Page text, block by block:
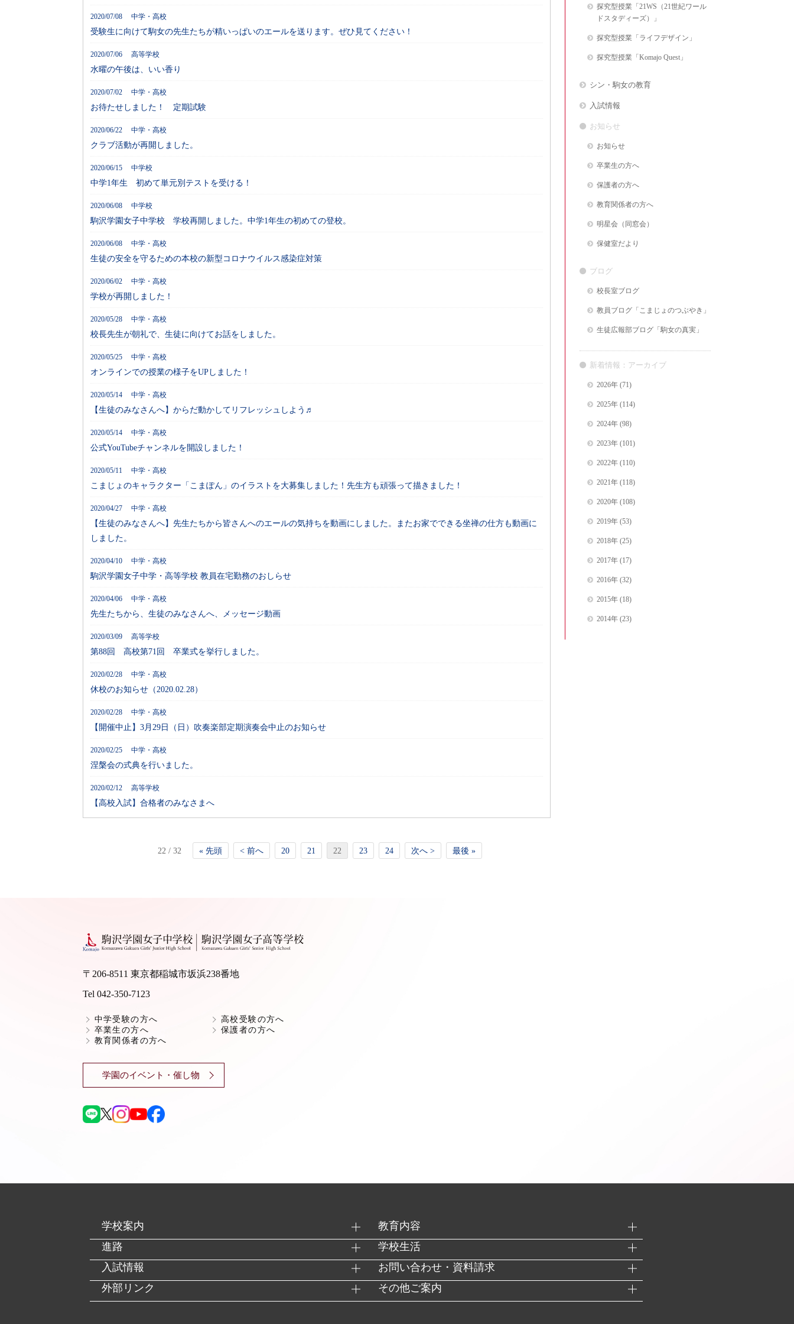
2020/07/08 中学・高校
受験生に向けて駒女の先生たちが精いっぱいのエールを送ります。ぜひ見てください！
2020/07/06 高等学校
水曜の午後は、いい香り
2020/07/02 中学・高校
お待たせしました！ 定期試験
2020/06/22 中学・高校
クラブ活動が再開しました。
2020/06/15 中学校
中学1年生 初めて単元別テストを受ける！
2020/06/08 中学校
駒沢学園女子中学校 学校再開しました。中学1年生の初めての登校。
2020/06/08 中学・高校
生徒の安全を守るための本校の新型コロナウイルス感染症対策
2020/06/02 中学・高校
学校が再開しました！
2020/05/28 中学・高校
校長先生が朝礼で、生徒に向けてお話をしました。
2020/05/25 中学・高校
オンラインでの授業の様子をUPしました！
2020/05/14 中学・高校
【生徒のみなさんへ】からだ動かしてリフレッシュしよう♬
2020/05/14 中学・高校
公式YouTubeチャンネルを開設しました！
2020/05/11 中学・高校
こまじょのキャラクター「こまぽん」のイラストを大募集しました！先生方も頑張って描きました！
2020/04/27 中学・高校
【生徒のみなさんへ】先生たちから皆さんへのエールの気持ちを動画にしました。またお家でできる坐禅の仕方も動画に
しました。
2020/04/10 中学・高校
駒沢学園女子中学・高等学校 教員在宅勤務のおしらせ
2020/04/06 中学・高校
先生たちから、生徒のみなさんへ、メッセージ動画
2020/03/09 高等学校
第88回 高校第71回 卒業式を挙行しました。
2020/02/28 中学・高校
休校のお知らせ（2020.02.28）
2020/02/28 中学・高校
【開催中止】3月29日（日）吹奏楽部定期演奏会中止のお知らせ
2020/02/25 中学・高校
涅槃会の式典を行いました。
2020/02/12 高等学校
【高校入試】合格者のみなさまへ
22 / 32 « 先頭 < 前へ 20 21 22 23 24 次へ > 最後 »
探究型授業「21WS（21世紀ワール
ドスタディーズ）」
探究型授業「ライフデザイン」
探究型授業「Komajo Quest」
シン・駒女の教育
入試情報
お知らせ
お知らせ
卒業生の方へ
保護者の方へ
教育関係者の方へ
明星会（同窓会）
保健室だより
ブログ
校長室ブログ
教員ブログ「こまじょのつぶやき」
生徒広報部ブログ「駒女の真実」
新着情報：アーカイブ
2026年(71)
2025年(114)
2024年(98)
2023年(101)
2022年(110)
2021年(118)
2020年(108)
2019年(53)
2018年(25)
2017年(17)
2016年(32)
2015年(18)
2014年(23)
〒206-8511 東京都稲城市坂浜238番地
Tel 042-350-7123
中学受験の方へ
高校受験の方へ
卒業生の方へ
保護者の方へ
教育関係者の方へ
学園のイベント・催し物
学校案内
教育内容
進路
学校生活
入試情報
お問い合わせ・資料請求
外部リンク
その他ご案内